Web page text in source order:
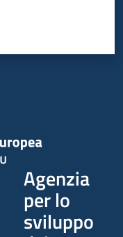
Agenzia
per lo
sviluppo